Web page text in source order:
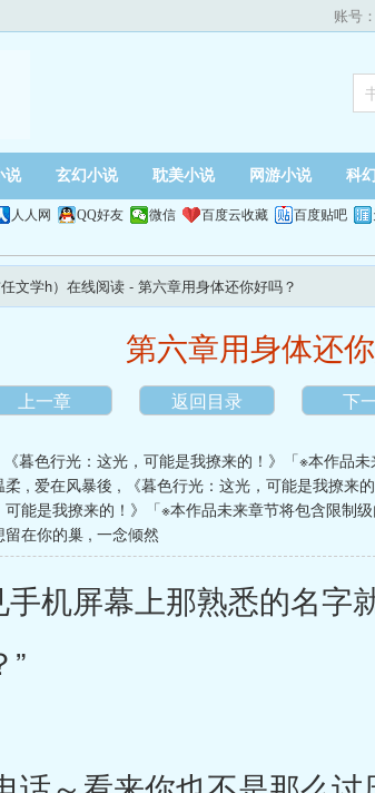
账号：
说 玄幻小说 耽美小说 网游小说 科
人人网 QQ好友 微信 百度云收藏 百度贴吧
文学h）在线阅读 - 第六章用身体还你好吗？
第六章用身体还
上一章 返回目录 下
《暮色行光：这光，可能是我撩来的！》「※本作品
柔 , 爱在风暴後 ,
《暮色行光：这光，可能是我撩来
可能是我撩来的！》「※本作品未来章节将包含限制
留在你的巢 , 一念倾然
机屏幕上那熟悉的名字
”